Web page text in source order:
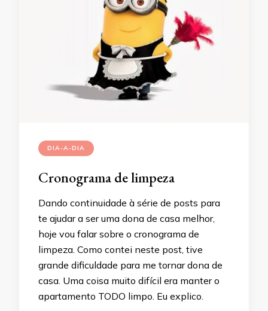
DIA-A-DIA
Cronograma de limpeza
Dando continuidade à série de posts para
te ajudar a ser uma dona de casa melhor,
hoje vou falar sobre o cronograma de
limpeza. Como contei neste post, tive
grande dificuldade para me tornar dona de
casa. Uma coisa muito difícil era manter o
apartamento TODO limpo. Eu explico.